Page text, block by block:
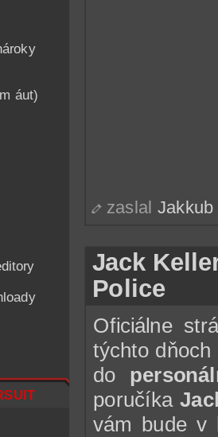
áut)
zaslal Jakkub
Jack
Police
Oficiálne
týchto dňoch
do
poručíka
vám bude v